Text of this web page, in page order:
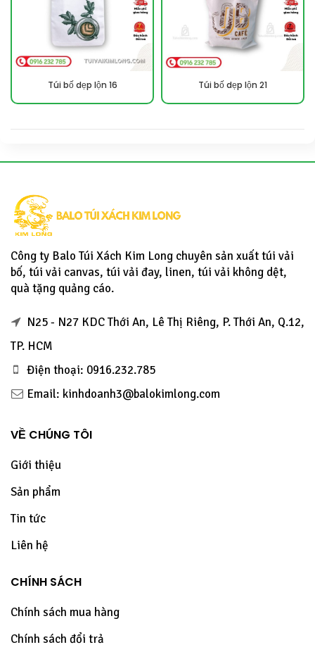
Túi bố dẹp lộn 16 Túi bố dẹp lộn 21
Công ty Balo Túi Xách Kim Long chuyên sản xuất túi vải
bố, túi vải canvas, túi vải đay, linen, túi vải không dệt,
quà tặng quảng cáo.
N25 - N27 KDC Thới An, Lê Thị Riêng, P. Thới An, Q.12,
TP. HCM
Điện thoại: 0916.232.785
Email: kinhdoanh3@balokimlong.com
VỀ CHÚNG TÔI
Giới thiệu
Sản phẩm
Tin tức
Liên hệ
CHÍNH SÁCH
Chính sách mua hàng
Chính sách đổi trả